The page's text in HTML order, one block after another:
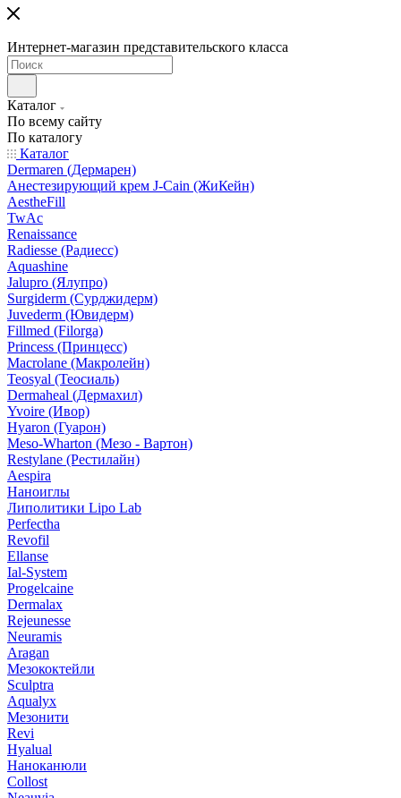
Интернет-магазин представительского класса
Каталог
По всему сайту
По каталогу
Каталог
Dermaren (Дермарен)
Анестезирующий крем J-Cain (ЖиКейн)
AestheFill
TwAc
Renaissance
Radiesse (Радиесс)
Aquashine
Jalupro (Ялупро)
Surgiderm (Сурджидерм)
Juvederm (Ювидерм)
Fillmed (Filorga)
Princess (Принцесс)
Macrolane (Макролейн)
Teosyal (Теосиаль)
Dermaheal (Дермахил)
Yvoire (Ивор)
Hyaron (Гуарон)
Meso-Wharton (Мезо - Вартон)
Restylane (Рестилайн)
Aespira
Наноиглы
Липолитики Lipo Lab
Perfectha
Revofil
Ellanse
Ial-System
Progelcaine
Dermalax
Rejeunesse
Neuramis
Aragan
Мезококтейли
Sculptra
Aqualyx
Мезонити
Revi
Hyalual
Наноканюли
Collost